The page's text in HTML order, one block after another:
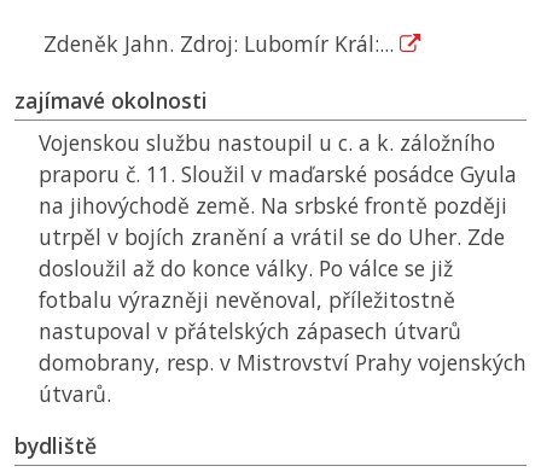
Zdeněk Jahn. Zdroj: Lubomír Král:...
zajímavé okolnosti
Vojenskou službu nastoupil u c. a k. záložního
praporu č. 11. Sloužil v maďarské posádce Gyula
na jihovýchodě země. Na srbské frontě později
utrpěl v bojích zranění a vrátil se do Uher. Zde
dosloužil až do konce války. Po válce se již
fotbalu výrazněji nevěnoval, příležitostně
nastupoval v přátelských zápasech útvarů
domobrany, resp. v Mistrovství Prahy vojenských
útvarů.
bydliště